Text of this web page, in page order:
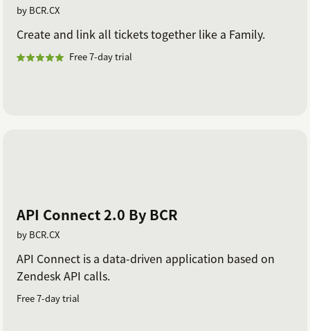
by BCR.CX
Create and link all tickets together like a Family.
Free 7-day trial
API Connect 2.0 By BCR
by BCR.CX
API Connect is a data-driven application based on
Zendesk API calls.
Free 7-day trial